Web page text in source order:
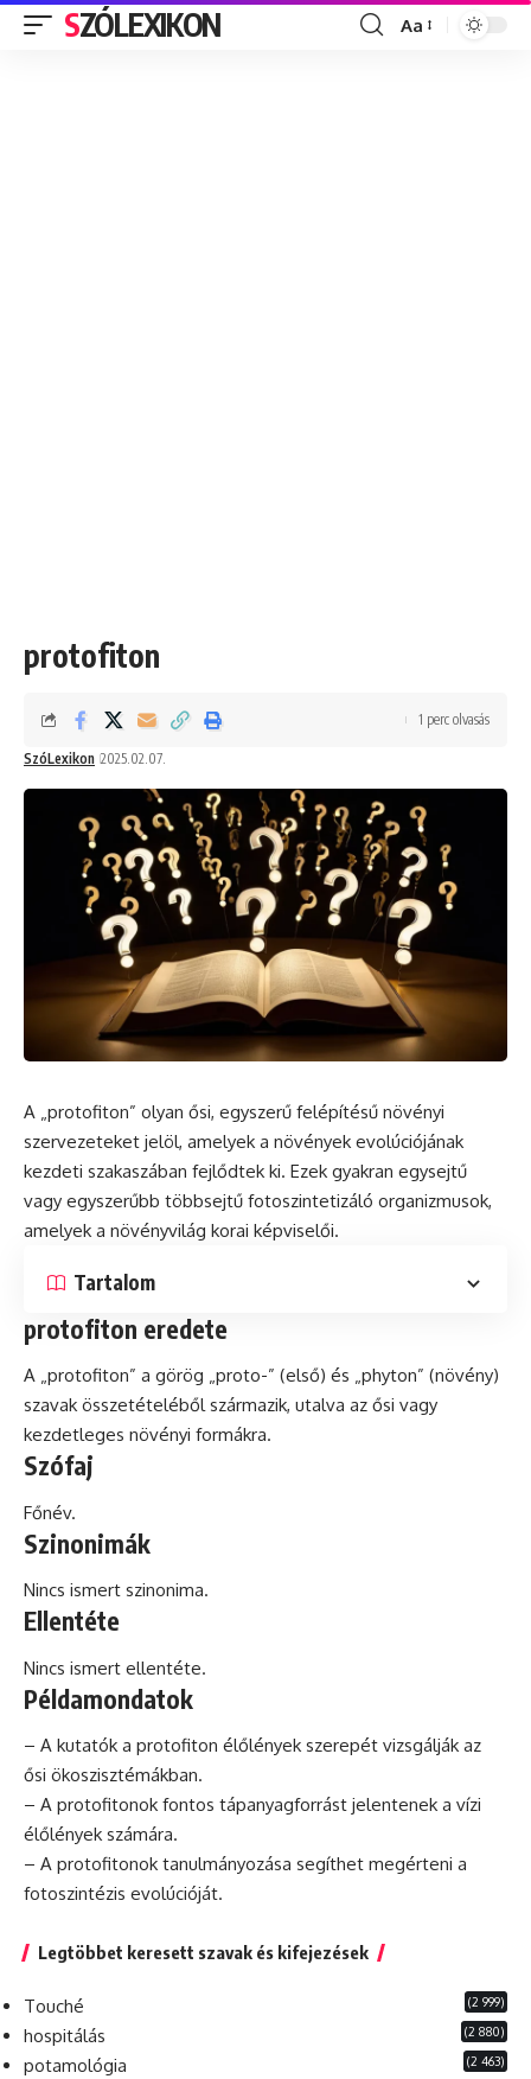
SZÓLEXIKON
Font
Aa
protofiton
SzóLexikon 2025.02.07.
1 perc olvasás
A „protofiton” olyan ősi, egyszerű felépítésű növényi
szervezeteket jelöl, amelyek a növények evolúciójának
kezdeti szakaszában fejlődtek ki. Ezek gyakran egysejtű
vagy egyszerűbb többsejtű fotoszintetizáló organizmusok,
amelyek a növényvilág korai képviselői.
Tartalom
protofiton eredete
A „protofiton” a görög „proto-” (első) és „phyton” (növény)
szavak összetételéből származik, utalva az ősi vagy
kezdetleges növényi formákra.
Szófaj
Főnév.
Szinonimák
Nincs ismert szinonima.
Ellentéte
Nincs ismert ellentéte.
Példamondatok
– A kutatók a protofiton élőlények szerepét vizsgálják az
ősi ökoszisztémákban.
– A protofitonok fontos tápanyagforrást jelentenek a vízi
élőlények számára.
– A protofitonok tanulmányozása segíthet megérteni a
fotoszintézis evolúcióját.
Legtöbbet keresett szavak és kifejezések
Touché (2 999)
hospitálás (2 880)
potamológia (2 463)